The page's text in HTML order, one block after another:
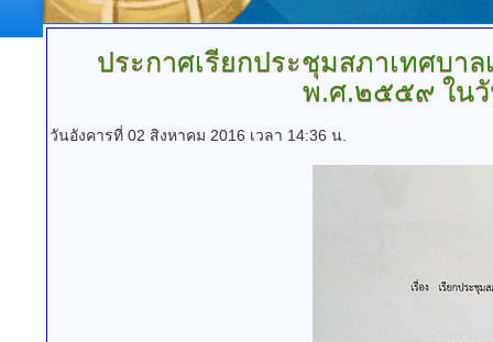
ประกาศเรียกประชุมสภาเทศบา
พ.ศ.๒๕๕๙ ใน
วันอังคารที่ 02 สิงหาคม 2016 เวลา 14:36 น.